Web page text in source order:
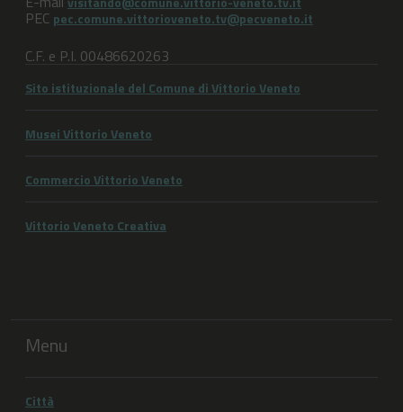
PEC pec.comune.vittorioveneto.tv@pecveneto.it
C.F. e P.I. 00486620263
Sito istituzionale del Comune di Vittorio Veneto
Musei Vittorio Veneto
Commercio Vittorio Veneto
Vittorio Veneto Creativa
Menu
Città